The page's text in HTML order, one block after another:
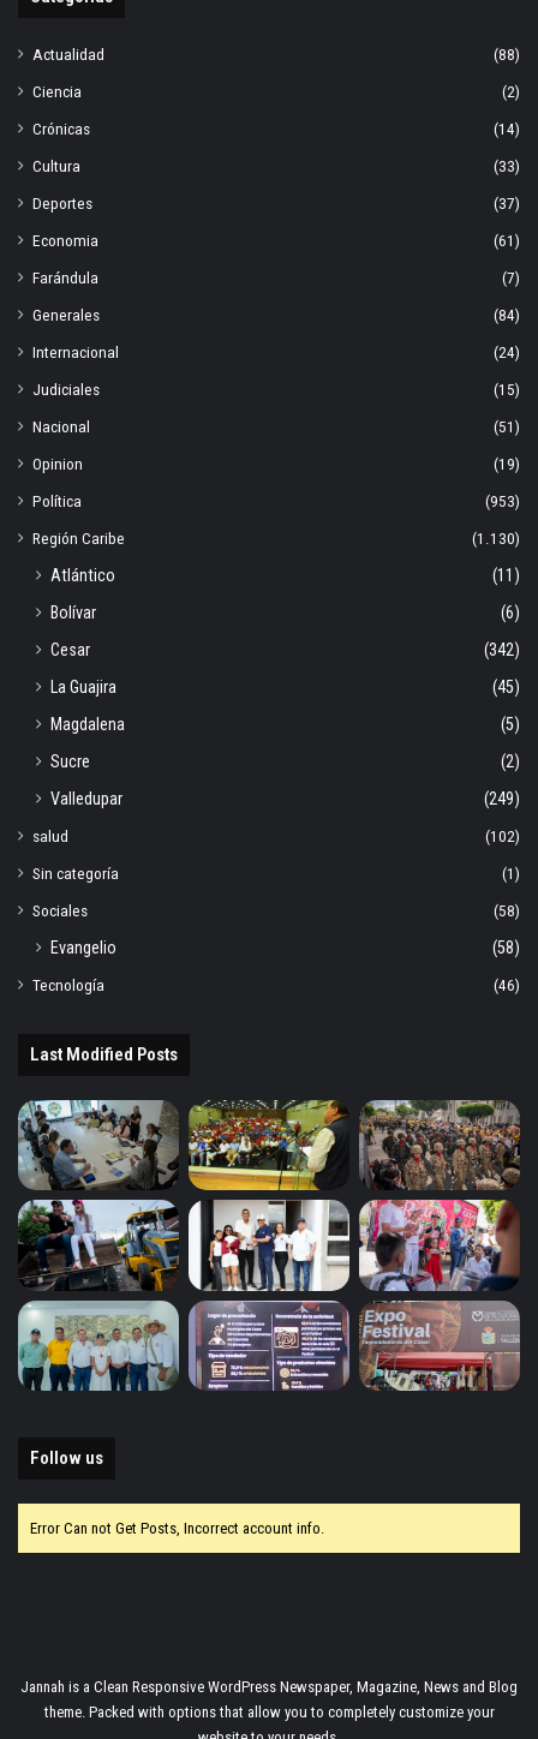
Actualidad
(88)
Ciencia
(2)
Crónicas
(14)
Cultura
(33)
Deportes
(37)
Economia
(61)
Farándula
(7)
Generales
(84)
Internacional
(24)
Judiciales
(15)
Nacional
(51)
Opinion
(19)
Política
(953)
Región Caribe
(1.130)
Atlántico
(11)
Bolívar
(6)
Cesar
(342)
La Guajira
(45)
Magdalena
(5)
Sucre
(2)
Valledupar
(249)
salud
(102)
Sin categoría
(1)
Sociales
(58)
Evangelio
(58)
Tecnología
(46)
Last Modified Posts
Follow us
Error Can not Get Posts, Incorrect account info.
Jannah is a Clean Responsive WordPress Newspaper, Magazine, News and Blog
theme. Packed with options that allow you to completely customize your